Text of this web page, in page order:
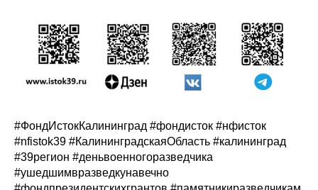
#ФондИстокКалининград #фондисток #нфисток
#nfistok39 #КалининградскаяОбласть #калининград
#39регион #деньвоенногоразведчика
#ушедшимвразведкунавечно